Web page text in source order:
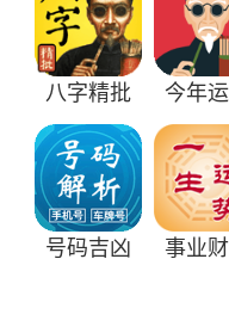
八字精批 今年
号码吉凶 事业